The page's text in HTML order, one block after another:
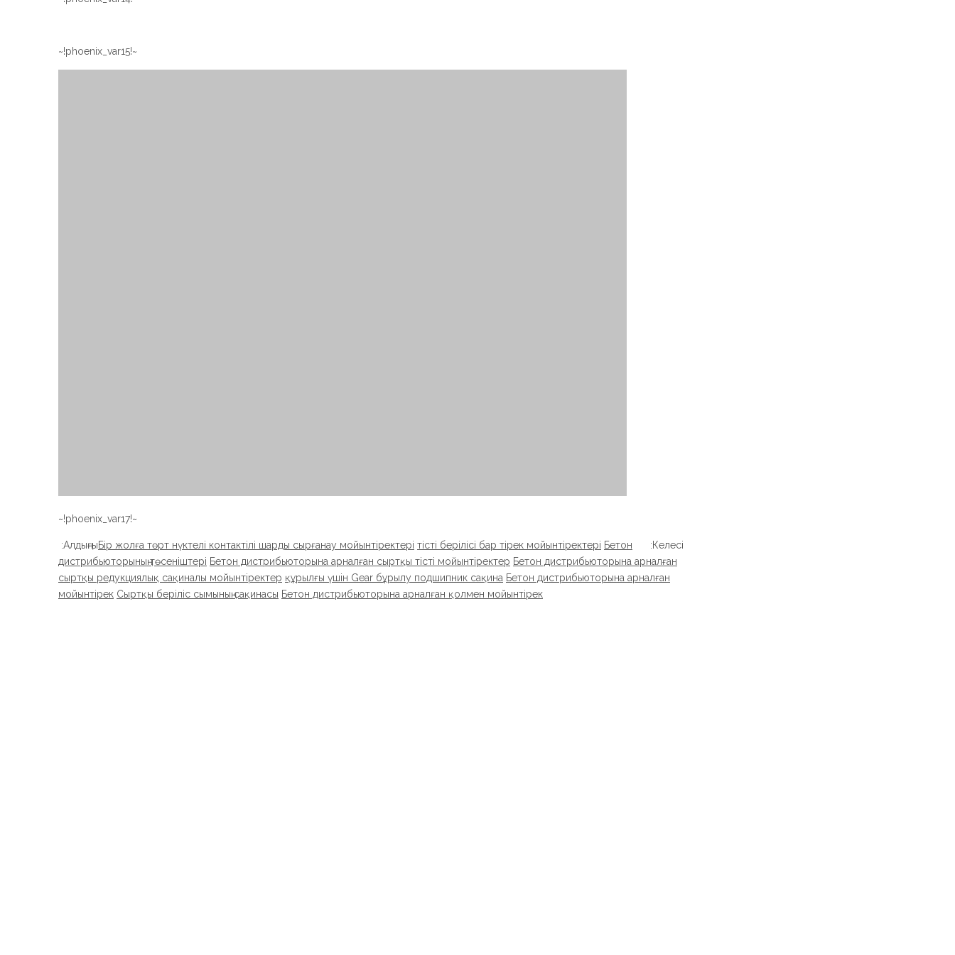
~!phoenix_var15!~
~!phoenix_var17!~
Алдыңғы: Келесі:
Бір жолға төрт нүктелі контактілі шарды сырғанау мойынтіректері тісті берілісі бар тірек мойынтіректері Бетон
дистрибьюторының төсеніштері Бетон дистрибьюторына арналған сыртқы тісті мойынтіректер Бетон дистрибьюторына арналған
сыртқы редукциялық сақиналы мойынтіректер құрылғы үшін Gear бұрылу подшипник сақина Бетон дистрибьюторына арналған
мойынтірек Сыртқы беріліс сымының сақинасы Бетон дистрибьюторына арналған қолмен мойынтірек